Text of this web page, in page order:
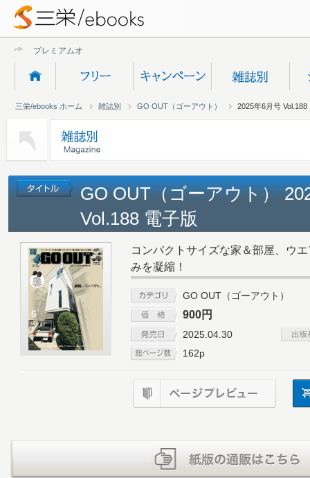
プレミアムオンライン
三栄/ebooks ホーム 雑誌別 GO OUT（ゴーアウト） 2025年6月号 Vol.188
GO OUT（ゴーアウト）
Vol.188 電子版
コンパクトサイズな家＆部屋、ウ
みを凝縮！
GO OUT（ゴーアウト）
900円
2025.04.30
162p